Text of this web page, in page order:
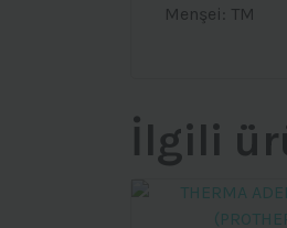
Menşei: TM
İlgili